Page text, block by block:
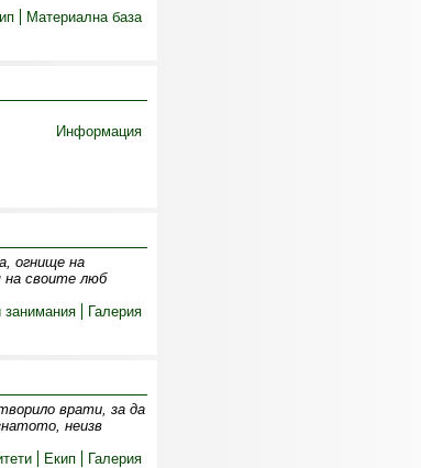
Материална база
Информация
огнище на
на своите люб
занимания Галерия
врати, за да
неизв
Екип Галерия